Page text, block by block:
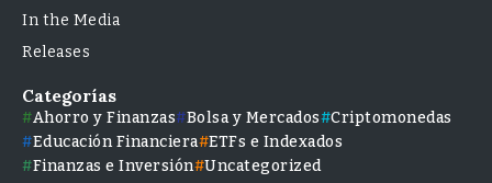
In the Media
Releases
Categorías
Ahorro y Finanzas Bolsa y Mercados
Criptomonedas
Educación Financiera ETFs e Indexados
Finanzas e Inversión Uncategorized